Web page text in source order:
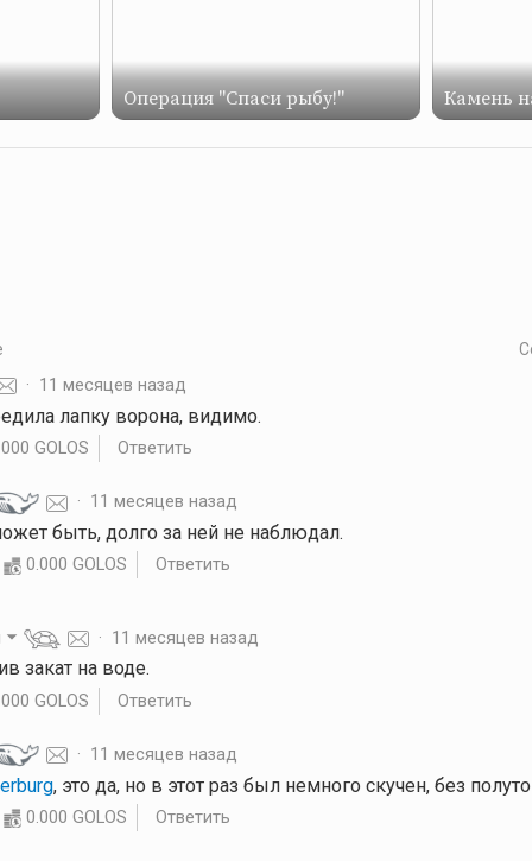
Операция "Спаси рыбу!" Камень
· 11 месяцев назад
лапку ворона, видимо.
GOLOS Ответить
· 11 месяцев назад
быть, долго за ней не наблюдал.
0.000 GOLOS Ответить
· 11 месяцев назад
закат на воде.
GOLOS Ответить
· 11 месяцев назад
, это да, но в этот раз был немного скучен, без
0.000 GOLOS Ответить